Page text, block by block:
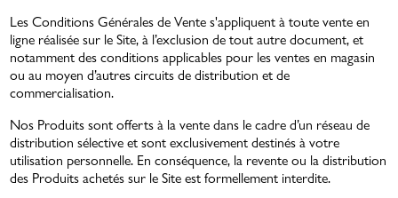
Les Conditions Générales de Vente s'appliquent à toute vente en
ligne réalisée sur le Site, à l’exclusion de tout autre document, et
notamment des conditions applicables pour les ventes en magasin
ou au moyen d’autres circuits de distribution et de
commercialisation.
Nos Produits sont offerts à la vente dans le cadre d’un réseau de
distribution sélective et sont exclusivement destinés à votre
utilisation personnelle. En conséquence, la revente ou la distribution
des Produits achetés sur le Site est formellement interdite.